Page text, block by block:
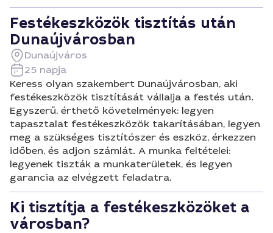
Festékeszközök tisztítás után
Dunaújvárosban
Dunaújváros
25 napja
Keress olyan szakembert Dunaújvárosban, aki
festékeszközök tisztítását vállalja a festés után.
Egyszerű, érthető követelmények: legyen
tapasztalat festékeszközök takarításában, legyen
meg a szükséges tisztítószer és eszköz, érkezzen
időben, és adjon számlát. A munka feltételei:
legyenek tiszták a munkaterületek, és legyen
garancia az elvégzett feladatra.
Ki tisztítja a festékeszközöket a
városban?